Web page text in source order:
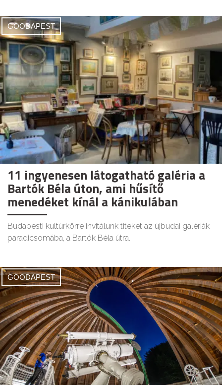
GOODAPEST
11 ingyenesen látogatható galéria a
Bartók Béla úton, ami hűsítő
menedéket kínál a kánikulában
Budapesti kultúrkörre invitálunk titeket az újbudai galériák
paradicsomába, a Bartók Béla útra.
GOODAPEST